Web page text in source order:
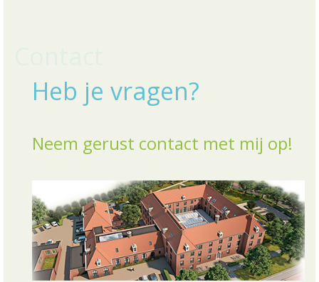
Heb je vragen?
Neem gerust contact met mij op!